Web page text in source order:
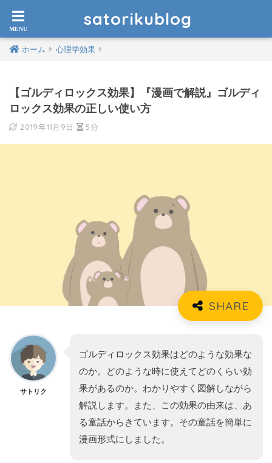
satorikublog
ホーム 心理学効果
【ゴルディロックス効果】『漫画で解説』ゴルディ
ロックス効果の正しい使い方
2019年11月9日 5分
サトリク
ゴルディロックス効果はどのような効果な
のか。どのような時に使えてどのくらい効
果があるのか。わかりやすく図解しながら
解説します。また、この効果の由来は、あ
る童話からきています。その童話を簡単に
漫画形式にしました。